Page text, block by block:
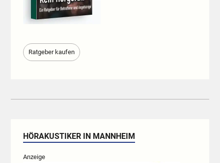
Ratgeber kaufen
HÖRAKUSTIKER IN MANNHEIM
Anzeige